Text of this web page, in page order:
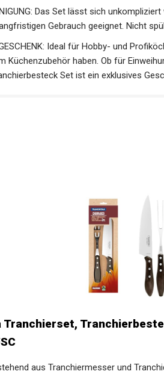
Das Set lässt sich
Gebrauch geeignet. Nicht
GESCHENK: Ideal für Hobby- und
Küchenzubehör haben. Ob für
Set ist ein exklusives
Tranchierset,
aus Tranchiermesser und